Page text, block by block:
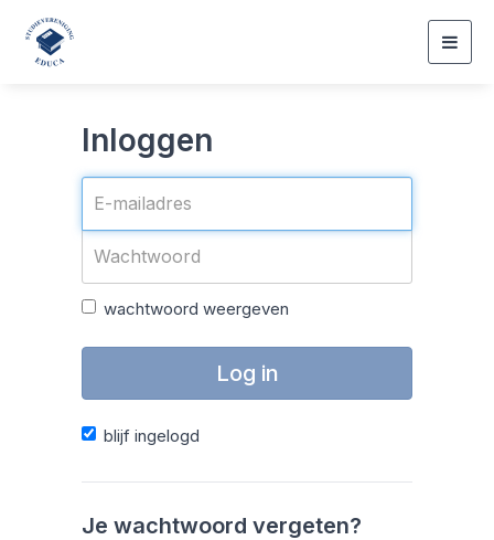
Inloggen
wachtwoord weergeven
Log in
blijf ingelogd
Je wachtwoord vergeten?